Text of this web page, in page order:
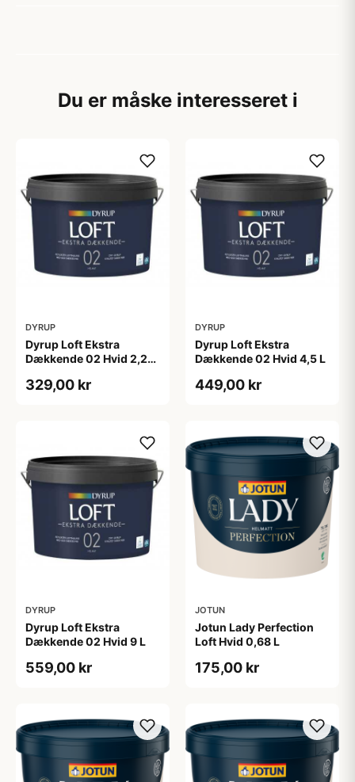
Du er måske interesseret i
DYRUP
Dyrup Loft Ekstra
Dækkende 02 Hvid 2,25
329,00 kr
DYRUP
Dyrup Loft Ekstra
Dækkende 02 Hvid 4,5 L
449,00 kr
DYRUP
Dyrup Loft Ekstra
Dækkende 02 Hvid 9 L
559,00 kr
JOTUN
Jotun Lady Perfection
Loft Hvid 0,68 L
175,00 kr